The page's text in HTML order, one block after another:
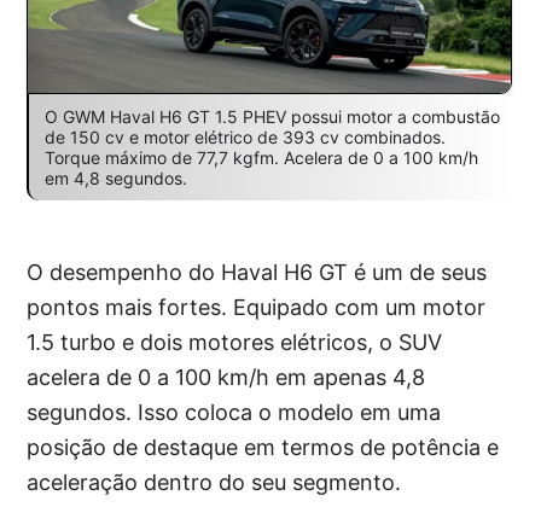
O GWM Haval H6 GT 1.5 PHEV possui motor a combustão
de 150 cv e motor elétrico de 393 cv combinados.
Torque máximo de 77,7 kgfm. Acelera de 0 a 100 km/h
em 4,8 segundos.
O desempenho do Haval H6 GT é um de seus
pontos mais fortes. Equipado com um motor
1.5 turbo e dois motores elétricos, o SUV
acelera de 0 a 100 km/h em apenas 4,8
segundos. Isso coloca o modelo em uma
posição de destaque em termos de potência e
aceleração dentro do seu segmento.